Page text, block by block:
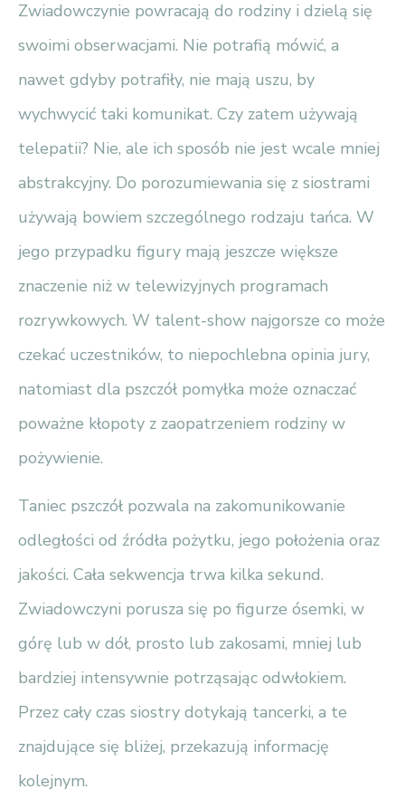
Zwiadowczynie powracają do rodziny i dzielą się
swoimi obserwacjami. Nie potrafią mówić, a
nawet gdyby potrafiły, nie mają uszu, by
wychwycić taki komunikat. Czy zatem używają
telepatii? Nie, ale ich sposób nie jest wcale mniej
abstrakcyjny. Do porozumiewania się z siostrami
używają bowiem szczególnego rodzaju tańca. W
jego przypadku figury mają jeszcze większe
znaczenie niż w telewizyjnych programach
rozrywkowych. W talent-show najgorsze co może
czekać uczestników, to niepochlebna opinia jury,
natomiast dla pszczół pomyłka może oznaczać
poważne kłopoty z zaopatrzeniem rodziny w
pożywienie.
Taniec pszczół pozwala na zakomunikowanie
odległości od źródła pożytku, jego położenia oraz
jakości. Cała sekwencja trwa kilka sekund.
Zwiadowczyni porusza się po figurze ósemki, w
górę lub w dół, prosto lub zakosami, mniej lub
bardziej intensywnie potrząsając odwłokiem.
Przez cały czas siostry dotykają tancerki, a te
znajdujące się bliżej, przekazują informację
kolejnym.